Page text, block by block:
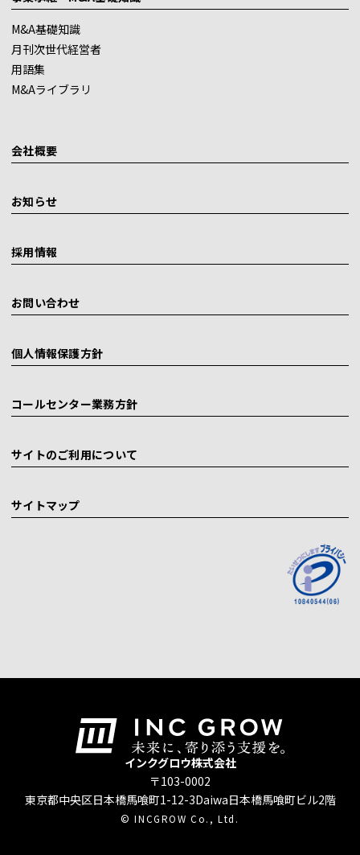
M&A基礎知識
月刊次世代経営者
用語集
M&Aライブラリ
会社概要
お知らせ
採用情報
お問い合わせ
個人情報保護方針
コールセンター業務方針
サイトのご利用について
サイトマップ
インクグロウ株式会社
〒103-0002
東京都中央区日本橋馬喰町1-12-3Daiwa日本橋馬喰町ビル2階
© INCGROW Co., Ltd.